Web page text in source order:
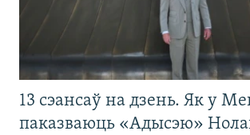
13 сэансаў на дзень. Як у
паказваюць «Адысэю»